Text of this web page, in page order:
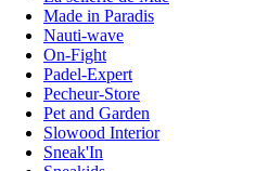
Made in Paradis
Nauti-wave
On-Fight
Padel-Expert
Pecheur-Store
Pet and Garden
Slowood Interior
Sneak'In